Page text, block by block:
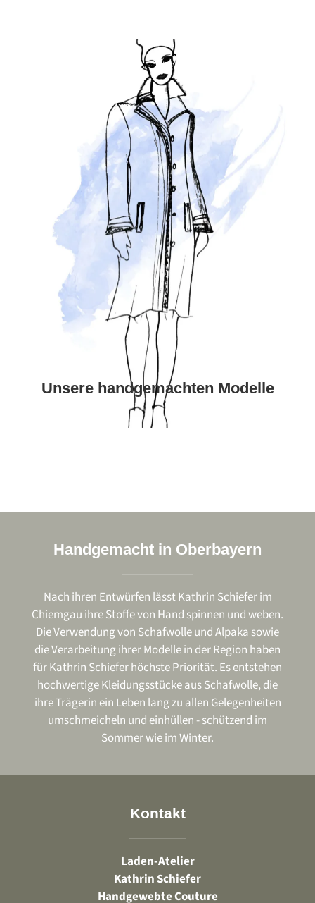
Unsere handgemachten Modelle
Handgemacht in Oberbayern
Nach ihren Entwürfen lässt Kathrin Schiefer im
Chiemgau ihre Stoffe von Hand spinnen und weben.
Die Verwendung von Schafwolle und Alpaka sowie
die Verarbeitung ihrer Modelle in der Region haben
für Kathrin Schiefer höchste Priorität. Es entstehen
hochwertige Kleidungsstücke aus Schafwolle, die
ihre Trägerin ein Leben lang zu allen Gelegenheiten
umschmeicheln und einhüllen - schützend im
Sommer wie im Winter.
Kontakt
Laden-Atelier
Kathrin Schiefer
Handgewebte Couture